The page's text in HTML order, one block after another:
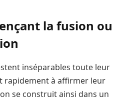
la fusion ou
inséparables toute leur
rapidement à affirmer leur
se construit ainsi dans un